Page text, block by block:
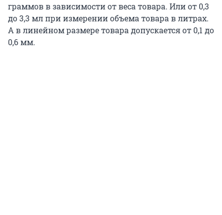
граммов в зависимости от веса товара. Или от 0,3
до 3,3 мл при измерении объема товара в литрах.
А в линейном размере товара допускается от 0,1 до
0,6 мм.